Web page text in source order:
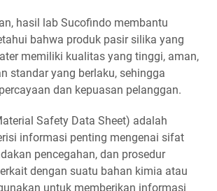
hasil lab Sucofindo membantu
bahwa produk pasir silika yang
memiliki kualitas yang tinggi, aman,
standar yang berlaku, sehingga
dan kepuasan pelanggan.
Safety Data Sheet) adalah
informasi penting mengenai sifat
pencegahan, dan prosedur
dengan suatu bahan kimia atau
untuk memberikan informasi